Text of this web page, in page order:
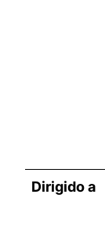
Dirigido a